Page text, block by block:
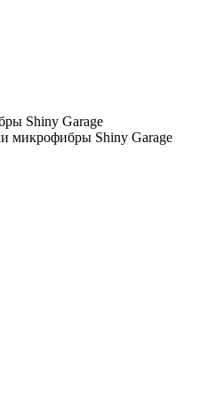
Shiny Garage
микрофибры Shiny Garage